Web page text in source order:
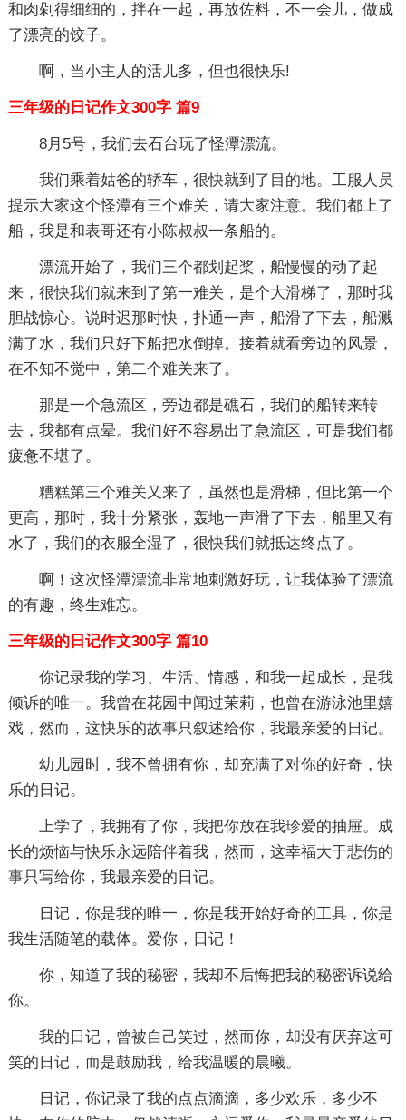
和肉剁得细细的，拌在一起，再放佐料，不一会儿，做成
了漂亮的饺子。
啊，当小主人的活儿多，但也很快乐!
三年级的日记作文300字 篇9
8月5号，我们去石台玩了怪潭漂流。
我们乘着姑爸的轿车，很快就到了目的地。工服人员
提示大家这个怪潭有三个难关，请大家注意。我们都上了
船，我是和表哥还有小陈叔叔一条船的。
漂流开始了，我们三个都划起桨，船慢慢的动了起
来，很快我们就来到了第一难关，是个大滑梯了，那时我
胆战惊心。说时迟那时快，扑通一声，船滑了下去，船溅
满了水，我们只好下船把水倒掉。接着就看旁边的风景，
在不知不觉中，第二个难关来了。
那是一个急流区，旁边都是礁石，我们的船转来转
去，我都有点晕。我们好不容易出了急流区，可是我们都
疲惫不堪了。
糟糕第三个难关又来了，虽然也是滑梯，但比第一个
更高，那时，我十分紧张，轰地一声滑了下去，船里又有
水了，我们的衣服全湿了，很快我们就抵达终点了。
啊！这次怪潭漂流非常地刺激好玩，让我体验了漂流
的有趣，终生难忘。
三年级的日记作文300字 篇10
你记录我的学习、生活、情感，和我一起成长，是我
倾诉的唯一。我曾在花园中闻过茉莉，也曾在游泳池里嬉
戏，然而，这快乐的故事只叙述给你，我最亲爱的日记。
幼儿园时，我不曾拥有你，却充满了对你的好奇，快
乐的日记。
上学了，我拥有了你，我把你放在我珍爱的抽屉。成
长的烦恼与快乐永远陪伴着我，然而，这幸福大于悲伤的
事只写给你，我最亲爱的日记。
日记，你是我的唯一，你是我开始好奇的工具，你是
我生活随笔的载体。爱你，日记！
你，知道了我的秘密，我却不后悔把我的秘密诉说给
你。
我的日记，曾被自己笑过，然而你，却没有厌弃这可
笑的日记，而是鼓励我，给我温暖的晨曦。
日记，你记录了我的点点滴滴，多少欢乐，多少不